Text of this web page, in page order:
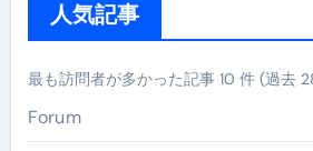
人気記事
最も訪問者が多かった記事 10 件 (過去
Forum